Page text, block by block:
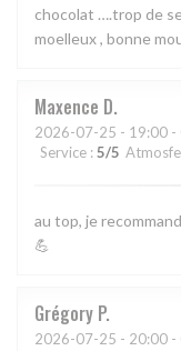
chocolat ….trop de
moelleux , bonne
Maxence D
2026-07-25 - 19:00 -
Service : 5/5
au top, je
💪
Grégory P
2026-07-25 - 20:00 -